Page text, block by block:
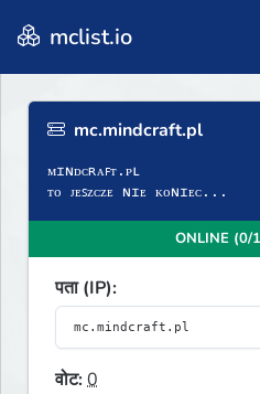
mclist.io
mc.mindcraft.pl
ᴍɪɴᴅᴄʀᴀꜰᴛ.ᴘʟ
ᴛᴏ ᴊᴇꜱᴢᴄᴢᴇ ɴɪᴇ ᴋᴏɴɪᴇᴄ...
ONLINE (0/
पता (IP):
वोट:0